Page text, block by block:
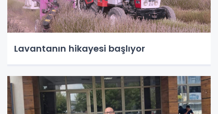
Lavantanın hikayesi başlıyor